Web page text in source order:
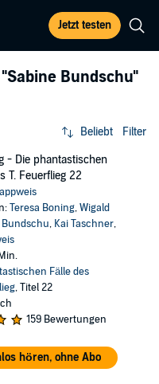
Jetzt testen
"Sabine Bundschu"
Beliebt Filter
- Die phantastischen
T. Feuerflieg 22
Teresa Boning,Wigald
, Kai Taschner,
Fälle des
, Titel 22
159 Bewertungen
hören, ohne Abo